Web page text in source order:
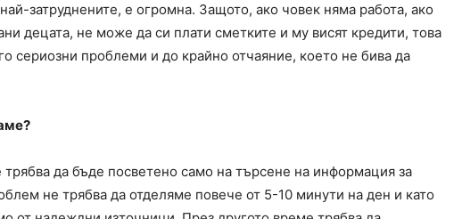
затруднените, е огромна. Защото, ако човек няма работа, ако
децата, не може да си плати сметките и му висят кредити, това
сериозни проблеми и до крайно отчаяние, което не бива да
да бъде посветено само на търсене на информация за
не трябва да отделяме повече от 5-10 минути на ден и като